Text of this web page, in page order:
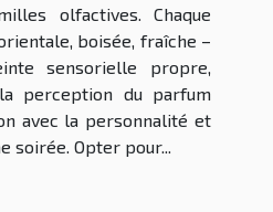
olfactives. Chaque
boisée, fraîche –
sensorielle propre,
perception du parfum
avec la personnalité et
soirée. Opter pour...